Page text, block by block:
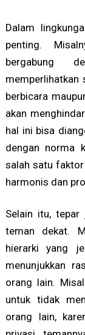
Dalam
penting.
bergabung
memperlihatkan
berbicara
akan
hal ini bisa
dengan norma
salah satu
harmonis dan
Selain itu,
teman dekat.
hierarki yang
menunjukkan
orang lain.
untuk tidak
orang lain,